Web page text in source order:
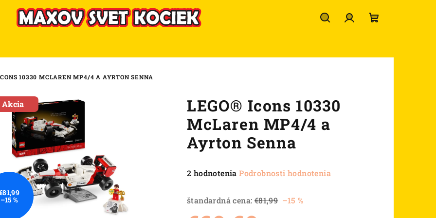
košík
10330 MCLAREN MP4/4 A AYRTON SENNA
LEGO® Icons 10330
McLaren MP4/4 a
Ayrton Senna
Priemerné
produktu
2 hodnotenia Podrobnosti hodnotenia
štandardná cena: €81,99 –15 %
Akcia
–15 %